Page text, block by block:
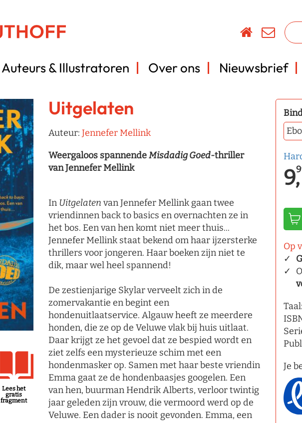
Auteurs & Illustratoren Over ons Nieuwsbrief
Lees het
gratis
fragment
Uitgelaten
Auteur: Jennefer Mellink
Weergaloos spannendeMisdadig Goed-thriller
van Jennefer Mellink
In Uitgelaten van Jennefer Mellink gaan twee
vriendinnen back to basics en overnachten ze in
het bos. Een van hen komt niet meer thuis...
Jennefer Mellink staat bekend om haar ijzersterke
thrillers voor jongeren. Haar boeken zijn niet te
dik, maar wel heel spannend!
De zestienjarige Skylar verveelt zich in de
zomervakantie en begint een
hondenuitlaatservice. Algauw heeft ze meerdere
honden, die ze op de Veluwe vlak bij huis uitlaat.
Daar krijgt ze het gevoel dat ze bespied wordt en
ziet zelfs een mysterieuze schim met een
hondenmasker op. Samen met haar beste vriendin
Emma gaat ze de hondenbaasjes googelen. Een
van hen, buurman Hendrik Alberts, verloor twintig
jaar geleden zijn vrouw, die vermoord werd op de
Veluwe. Een dader is nooit gevonden. Emma, een
9,
Op
Taal:
Je